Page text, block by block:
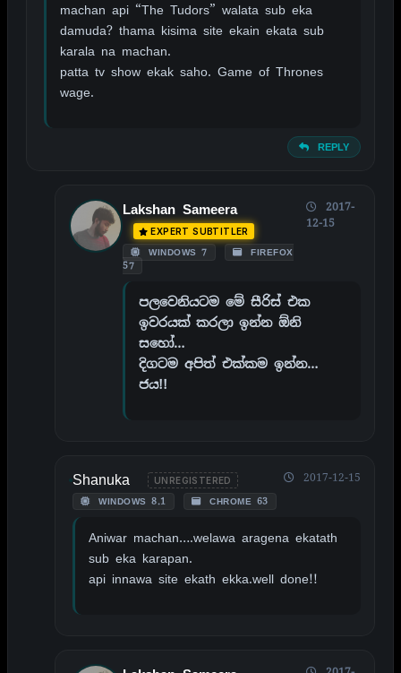
machan api “The Tudors” walata sub eka
damuda? thama kisima site ekain ekata sub
karala na machan.
patta tv show ekak saho. Game of Thrones
wage.
REPLY
Lakshan Sameera
EXPERT SUBTITLER
WINDOWS 7
FIREFOX
57
2017-
12-15
පලවෙනියටම මේ සීරිස් එක
ඉවරයක් කරලා ඉන්න ඕනි
සහෝ…
දිගටම අපිත් එක්කම ඉන්න…
ජය!!
Shanuka UNREGISTERED
WINDOWS 8.1 CHROME 63
2017-12-15
Aniwar machan….welawa aragena ekatath
sub eka karapan.
api innawa site ekath ekka.well done!!